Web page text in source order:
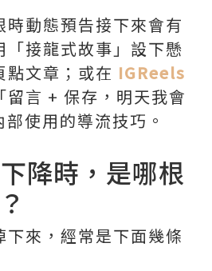
時動態預告接下來會有
接龍式故事」設下懸
點文章；或在 IGReels
留言 + 保存，明天我會
使用的導流技巧。
降時，是哪根
下來，經常是下面幾條